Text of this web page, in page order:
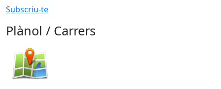
Subscriu-te
Plànol / Carrers